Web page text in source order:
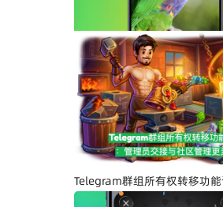
Telegram界面全面升级：安
计、iOS Liquid Glass优化与
升
Telegram群组所有权转移功
员交接与社区管理更灵活